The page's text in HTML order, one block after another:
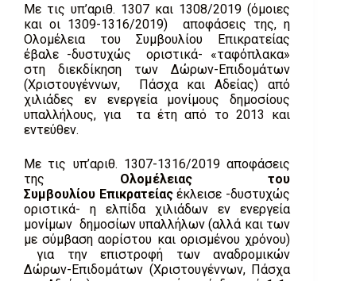
Με τις υπ’αριθ. 1307 και 1308/2019 (όμοιες
και οι 1309-1316/2019) αποφάσεις της, η
Ολομέλεια του Συμβουλίου Επικρατείας
έβαλε -δυστυχώς οριστικά- «ταφόπλακα»
στη διεκδίκηση των Δώρων-Επιδομάτων
(Χριστουγέννων, Πάσχα και Αδείας) από
χιλιάδες εν ενεργεία μονίμους δημοσίους
υπαλλήλους, για τα έτη από το 2013 και
εντεύθεν.
Με τις υπ’αριθ. 1307-1316/2019 αποφάσεις
της Ολομέλειας του
Συμβουλίου Επικρατείαςέκλεισε -δυστυχώς
οριστικά- η ελπίδα χιλιάδων εν ενεργεία
μονίμων δημοσίων υπαλλήλων (αλλά και των
με σύμβαση αορίστου και ορισμένου χρόνου)
για την επιστροφή των αναδρομικών
Δώρων-Επιδομάτων (Χριστουγέννων, Πάσχα